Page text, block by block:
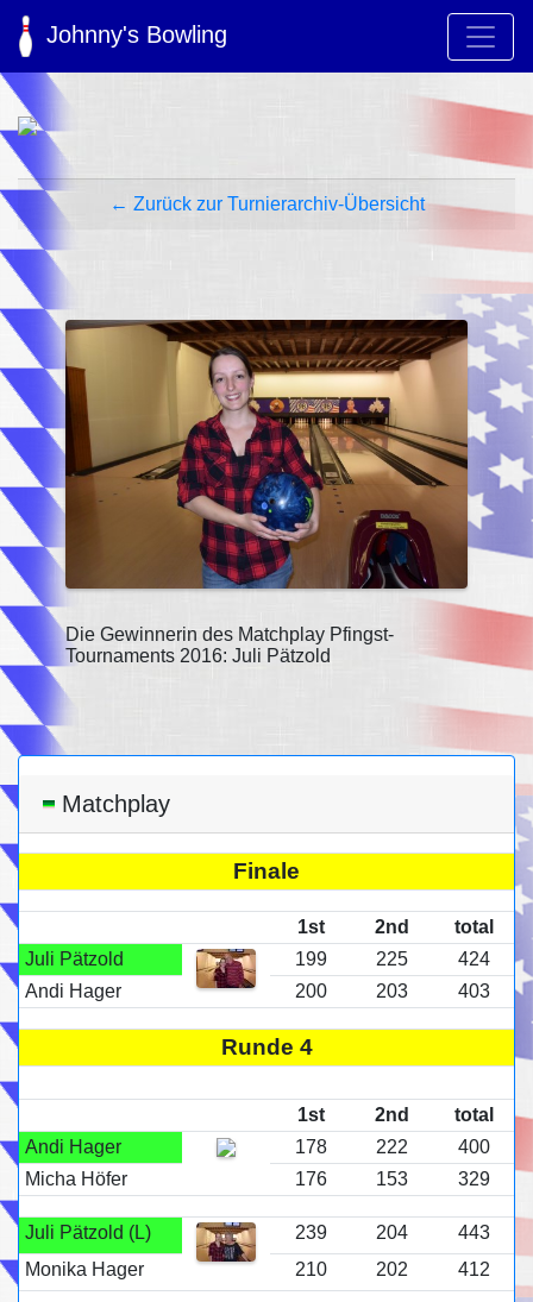
Johnny's Bowling
← Zurück zur Turnierarchiv-Übersicht
Die Gewinnerin des Matchplay Pfingst-
Tournaments 2016: Juli Pätzold
Matchplay
Finale
1st 2nd
total
Juli Pätzold
199 225
424
Andi Hager
200 203 403
Runde 4
1st 2nd
total
Andi Hager
178 222
400
Micha Höfer
176 153 329
Juli Pätzold (L) 239 204
443
Monika Hager
210 202 412